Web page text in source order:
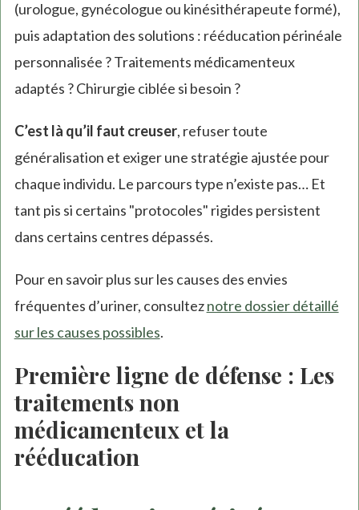
(urologue, gynécologue ou kinésithérapeute formé),
puis adaptation des solutions : rééducation périnéale
personnalisée ? Traitements médicamenteux
adaptés ? Chirurgie ciblée si besoin ?
C’est là qu’il faut creuser, refuser toute
généralisation et exiger une stratégie ajustée pour
chaque individu. Le parcours type n’existe pas… Et
tant pis si certains "protocoles" rigides persistent
dans certains centres dépassés.
Pour en savoir plus sur les causes des envies
fréquentes d’uriner, consulteznotre dossier détaillé
sur les causes possibles.
Première ligne de défense : Les
traitements non
médicamenteux et la
rééducation